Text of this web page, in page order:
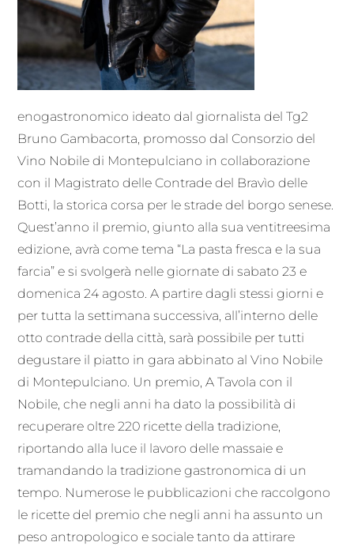
enogastronomico ideato dal giornalista del Tg2
Bruno Gambacorta, promosso dal Consorzio del
Vino Nobile di Montepulciano in collaborazione
con il Magistrato delle Contrade del Bravìo delle
Botti, la storica corsa per le strade del borgo senese.
Quest’anno il premio, giunto alla sua ventitreesima
edizione, avrà come tema “La pasta fresca e la sua
farcia” e si svolgerà nelle giornate di sabato 23 e
domenica 24 agosto. A partire dagli stessi giorni e
per tutta la settimana successiva, all’interno delle
otto contrade della città, sarà possibile per tutti
degustare il piatto in gara abbinato al Vino Nobile
di Montepulciano. Un premio, A Tavola con il
Nobile, che negli anni ha dato la possibilità di
recuperare oltre 220 ricette della tradizione,
riportando alla luce il lavoro delle massaie e
tramandando la tradizione gastronomica di un
tempo. Numerose le pubblicazioni che raccolgono
le ricette del premio che negli anni ha assunto un
peso antropologico e sociale tanto da attirare